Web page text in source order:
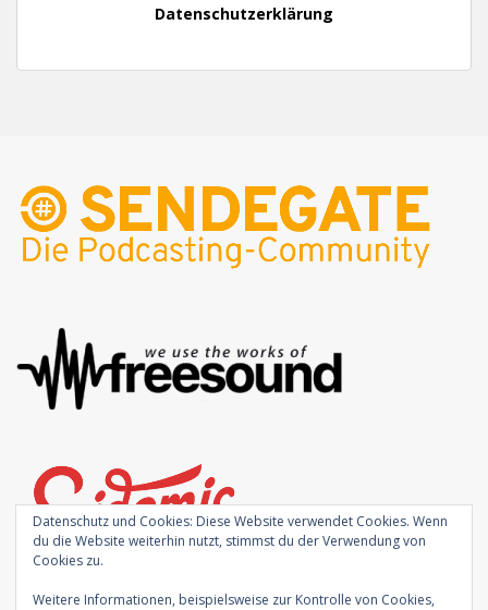
Datenschutzerklärung
Datenschutz und Cookies: Diese Website verwendet Cookies. Wenn
du die Website weiterhin nutzt, stimmst du der Verwendung von
Cookies zu.
Weitere Informationen, beispielsweise zur Kontrolle von Cookies,